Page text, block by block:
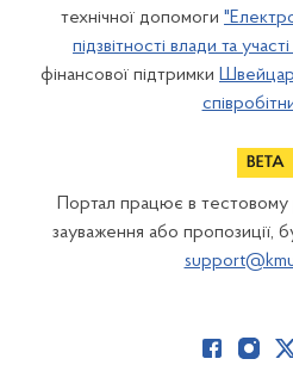
технічної допомоги
підзвітності влади та
фінансової підтримки
Портал працює в
зауваження або пропозиції,